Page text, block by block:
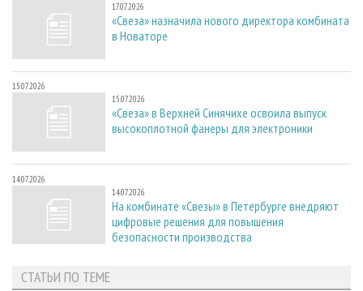
17.07.2026
«Свеза» назначила нового директора комбината
в Новаторе
15.07.2026
15.07.2026
«Свеза» в Верхней Синячихе освоила выпуск
высокоплотной фанеры для электроники
14.07.2026
14.07.2026
На комбинате «Свезы» в Петербурге внедряют
цифровые решения для повышения
безопасности производства
СТАТЬИ ПО ТЕМЕ